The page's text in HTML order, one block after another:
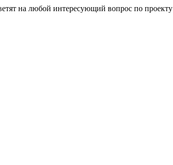
на любой интересующий вопрос по проекту